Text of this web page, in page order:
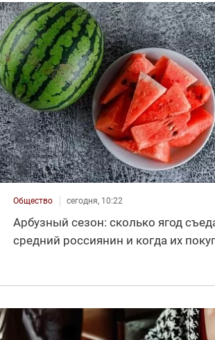
Общество сегодня, 10:22
Арбузный сезон: сколько ягод
средний россиянин и когда их